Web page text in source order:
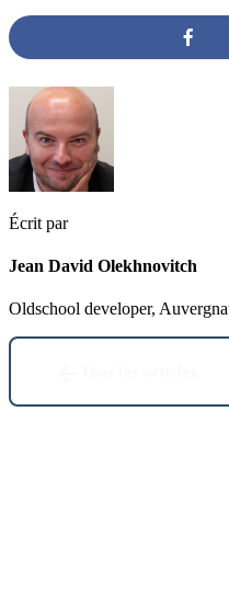
Écrit par
Jean David Olekhnovitch
Oldschool developer,